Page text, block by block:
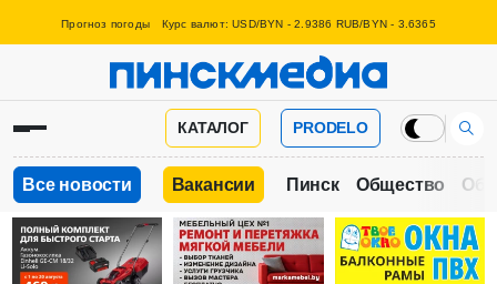
Прогноз погоды Курс валют: USD/BYN - 2.9386 RUB/BYN - 3.6365
КАТАЛОГ PRODELO
Все новости Вакансии Пинск Общество